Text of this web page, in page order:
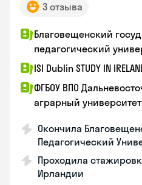
3 отзыва
Благовещенский
педагогический
ISI Dublin STUDY IN
ФГБОУ ВПО
аграрный университет
Окончила
Педагогический
Проходила
Ирландии